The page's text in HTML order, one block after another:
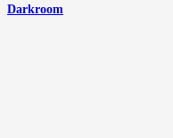
Darkroom